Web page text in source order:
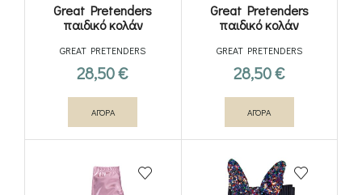
Great Pretenders
παιδικό κολάν
ετών
GREAT PRETENDERS
28,50€
ΑΓΟΡΑ
Great Pretenders
παιδικό κολάν
ετών
GREAT PRETENDERS
28,50€
ΑΓΟΡΑ